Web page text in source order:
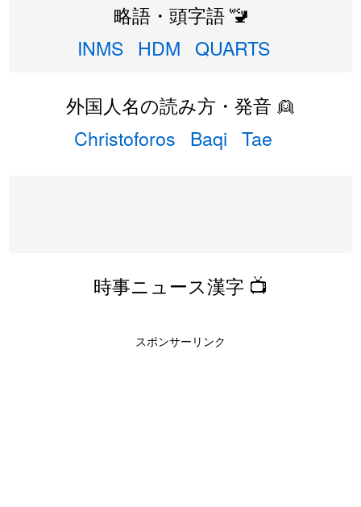
略語・頭字語 🚾
INMS
HDM QUARTS
外国人名の読み方・発音 👱
Christoforos Baqi Tae
時事ニュース漢字 📺
スポンサーリンク